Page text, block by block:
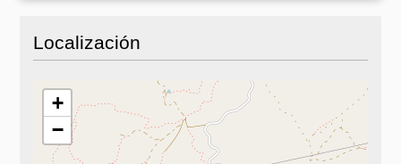
Localización
+
−